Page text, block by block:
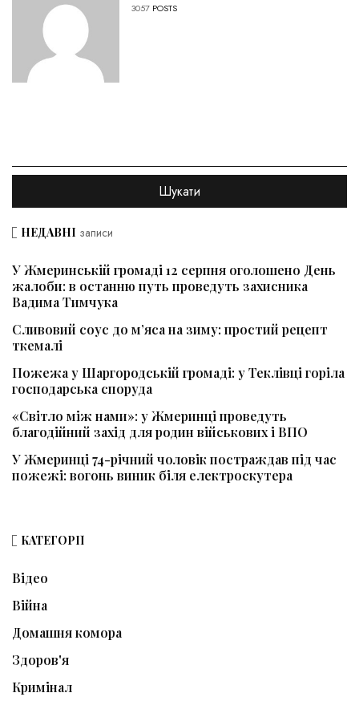
3057 POSTS
НЕДАВНІ записи
У Жмеринській громаді 12 серпня оголошено День
жалоби: в останню путь проведуть захисника
Вадима Тимчука
Сливовий соус до м’яса на зиму: простий рецепт
ткемалі
Пожежа у Шаргородській громаді: у Теклівці горіла
господарська споруда
«Світло між нами»: у Жмеринці проведуть
благодійний захід для родин військових і ВПО
У Жмеринці 74-річний чоловік постраждав під час
пожежі: вогонь виник біля електроскутера
КАТЕГОРІЇ
Відео
Війна
Домашня комора
Здоров'я
Кримінал